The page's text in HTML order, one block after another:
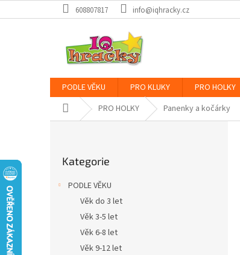
na
608807817 info@iqhracky.cz
PODLE VĚKU PRO KLUKY PRO HOLKY
Domů PRO HOLKY Panenky a kočárky
kategorie
Kategorie
PODLE VĚKU
Věk do 3 let
Věk 3-5 let
Věk 6-8 let
Věk 9-12 let